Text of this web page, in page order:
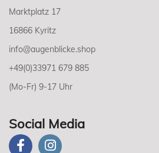
Marktplatz 17
16866 Kyritz
info@augenblicke.shop
+49(0)33971 679 885
(Mo-Fr) 9-17 Uhr
Social Media